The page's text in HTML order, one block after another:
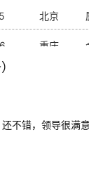
北京
重庆
不错，领导很满